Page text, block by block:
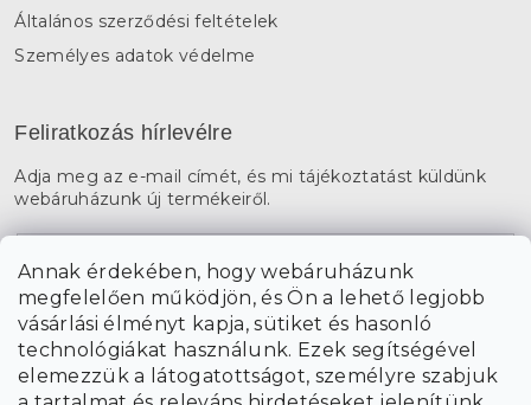
Annak érdekében, hogy webáruházunk
megfelelően működjön, és Ön a lehető legjobb
vásárlási élményt kapja, sütiket és hasonló
technológiákat használunk. Ezek segítségével
elemezzük a látogatottságot, személyre szabjuk
Általános szerződési feltételek
Személyes adatok védelme
Feliratkozás hírlevélre
Adja meg az e-mail címét, és mi tájékoztatást küldünk
webáruházunk új termékeiről.
A hírlevelekre való feliratkozással egyetérteka személyes
adatok feldolgozásával.
FELIRATKOZÁS